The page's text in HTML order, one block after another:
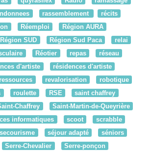
rassemblement
récits
Réemploi
Région AURA
Région SUD Région Sud Paca
relai
Réotier repas
réseau
d'artiste
résidences d'artiste
ressources revalorisation
robotique
roulette RSE
saint chaffrey
Chaffrey
Saint-Martin-de-Queyrière
informatiques scoot
scrabble
secourisme séjour adapté
séniors
Serre-Chevalier
Serre-ponçon